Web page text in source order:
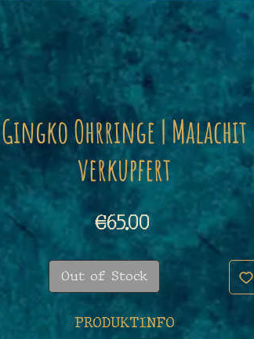
Gingko Ohrringe | Malachit
verkupfert
€65.00 Price
Out of Stock
PRODUKTINFO